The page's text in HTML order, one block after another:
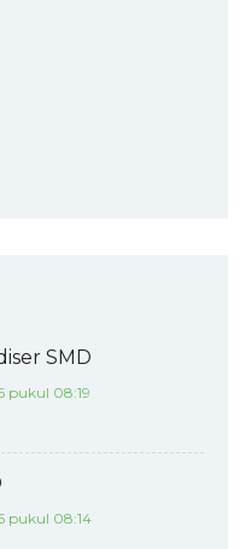
SMD
pukul 08:19
pukul 08:14